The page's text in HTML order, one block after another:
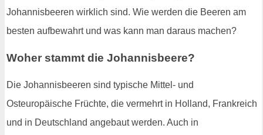
Johannisbeeren wirklich sind. Wie werden die Beeren am
besten aufbewahrt und was kann man daraus machen?
Woher stammt die Johannisbeere?
Die Johannisbeeren sind typische Mittel- und
Osteuropäische Früchte, die vermehrt in Holland, Frankreich
und in Deutschland angebaut werden. Auch in